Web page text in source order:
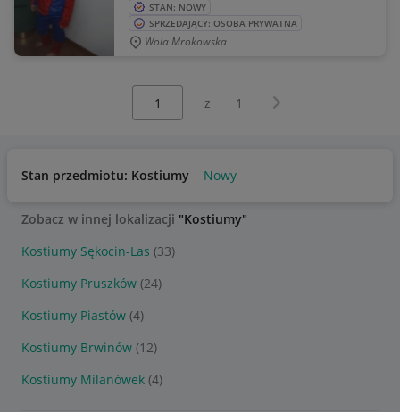
STAN: NOWY
SPRZEDAJĄCY: OSOBA PRYWATNA
Wola Mrokowska
z 1 Następna strona
Stan przedmiotu: Kostiumy Nowy
Zobacz w innej lokalizacji "Kostiumy"
Kostiumy Sękocin-Las (33)
Kostiumy Pruszków (24)
Kostiumy Piastów (4)
Kostiumy Brwinów (12)
Kostiumy Milanówek (4)